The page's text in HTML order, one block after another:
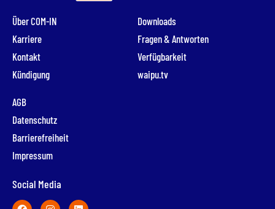
Über COM-IN
Karriere
Kontakt
Kündigung
Downloads
Fragen & Antworten
Verfügbarkeit
waipu.tv
AGB
Datenschutz
Barrierefreiheit
Impressum
Social Media